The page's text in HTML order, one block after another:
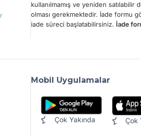
kullanılmamış ve yeniden satılabilir
olması gerekmektedir. İade formu
iade süreci başlatabilirsiniz. İade
Mobil Uygulamalar
Çok Yakında Çok